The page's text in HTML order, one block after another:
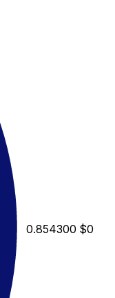
0.854300 $0